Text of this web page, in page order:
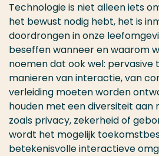
Technologie is niet alleen iets
het bewust nodig hebt, het is
doordrongen in onze
beseffen wanneer en waarom
noemen dat ook wel: pervasive
manieren van interactie, van
verleiding moeten worden
houden met een diversiteit aan
zoals privacy, zekerheid of
wordt het mogelijk
betekenisvolle interactieve